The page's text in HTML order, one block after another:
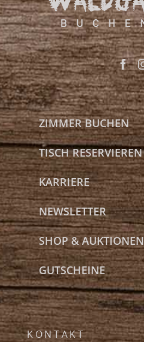
ZIMMER BUCHEN
TISCH RESERVIEREN
KARRIERE
NEWSLETTER
SHOP & AUKTIONEN
GUTSCHEINE
KONTAKT